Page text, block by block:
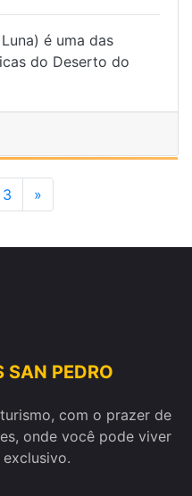
é uma das
do Deserto do
3 »
SAN PEDRO
com o prazer de
onde você pode viver